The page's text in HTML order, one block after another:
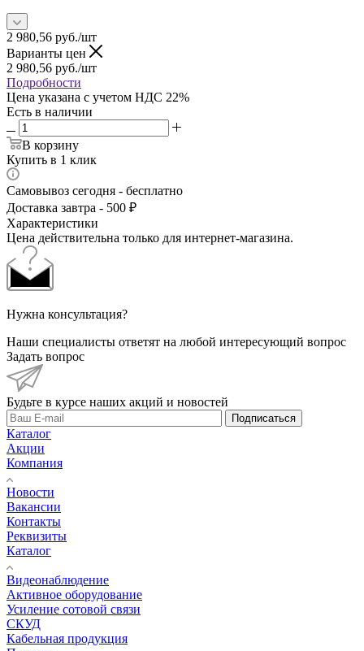
2 980,56 руб./шт
Варианты цен
2 980,56 руб./шт
Подробности
Цена указана с учетом НДС 22%
Есть в наличии
В корзину
Купить в 1 клик
Самовывоз сегодня - бесплатно
Доставка завтра - 500 ₽
Характеристики
Цена действительна только для интернет-магазина.
Нужна консультация?
Наши специалисты ответят на любой интересующий вопрос
Задать вопрос
Будьте в курсе наших акций и новостей
Подписаться
Каталог
Акции
Компания
Новости
Вакансии
Контакты
Реквизиты
Каталог
Видеонаблюдение
Активное оборудование
Усиление сотовой связи
СКУД
Кабельная продукция